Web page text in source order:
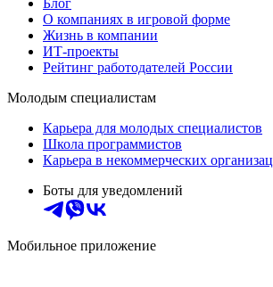
О компаниях в игровой форме
Жизнь в компании
ИТ-проекты
Рейтинг работодателей России
Молодым специалистам
Карьера для молодых специалистов
Школа программистов
Карьера в некоммерческих
Боты для уведомлений
Мобильное приложение